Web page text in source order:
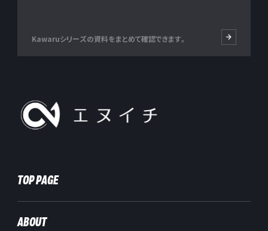
Kawaruシリーズの資料をまとめて確認できます。
TOP PAGE
ABOUT